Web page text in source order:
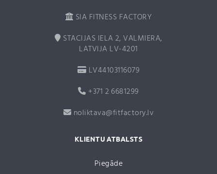
SIA FITNESS FACTORY
STACIJAS IELA 2, VALMIERA,
LATVIJA LV-4201
LV44103116079
+371 2 6681299
noliktava@fitfactory.lv
KLIENTU ATBALSTS
Piegāde